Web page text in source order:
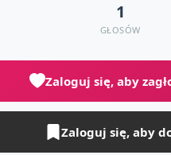
1
GŁOSÓW
Zaloguj się, aby
Zaloguj się, aby